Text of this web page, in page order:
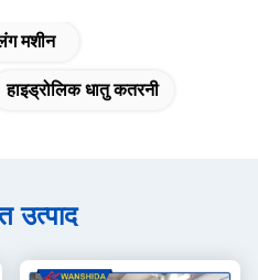
मशीन
हाइड्रोलिक धातु कतरनी
उत्पाद